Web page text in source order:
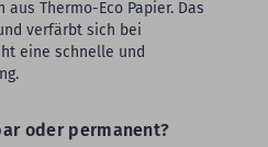
Thermo-Eco Papier. Das
verfärbt sich bei
eine schnelle und
oder permanent?